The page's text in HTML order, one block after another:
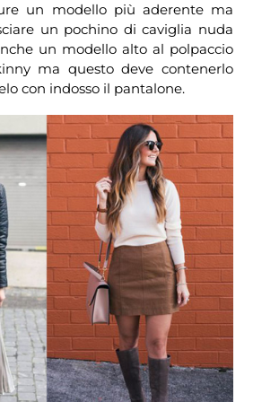
un modello più aderente ma
un pochino di caviglia nuda
un modello alto al polpaccio
ma questo deve contenerlo
con indosso il pantalone.